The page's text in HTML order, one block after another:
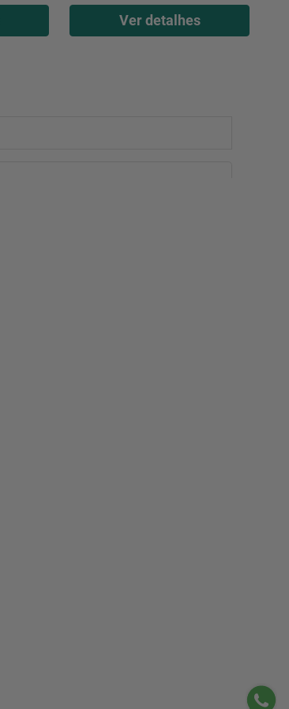
Ver detalhes